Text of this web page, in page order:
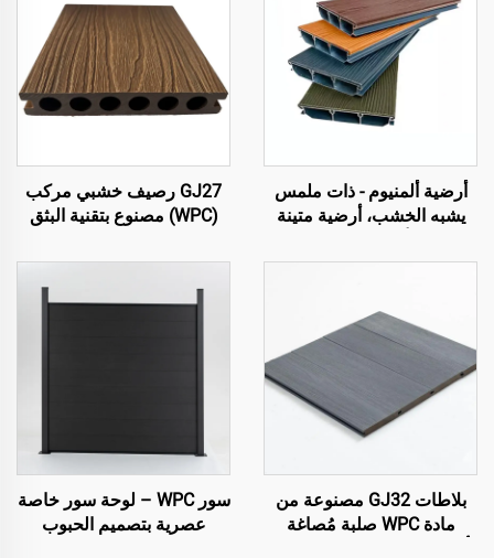
أرضية ألمنيوم - ذات ملمس
يشبه الخشب، أرضية متينة
GJ27 رصيف خشبي مركب
(WPC) مصنوع بتقنية البثق
خارجي دائرية مجوفة بستة
ثقوب (تصميم نحيف)
بلاطات GJ32 مصنوعة من
مادة WPC صلبة مُصاغة
سور WPC – لوحة سور خاصة
عصرية بتصميم الحبوب